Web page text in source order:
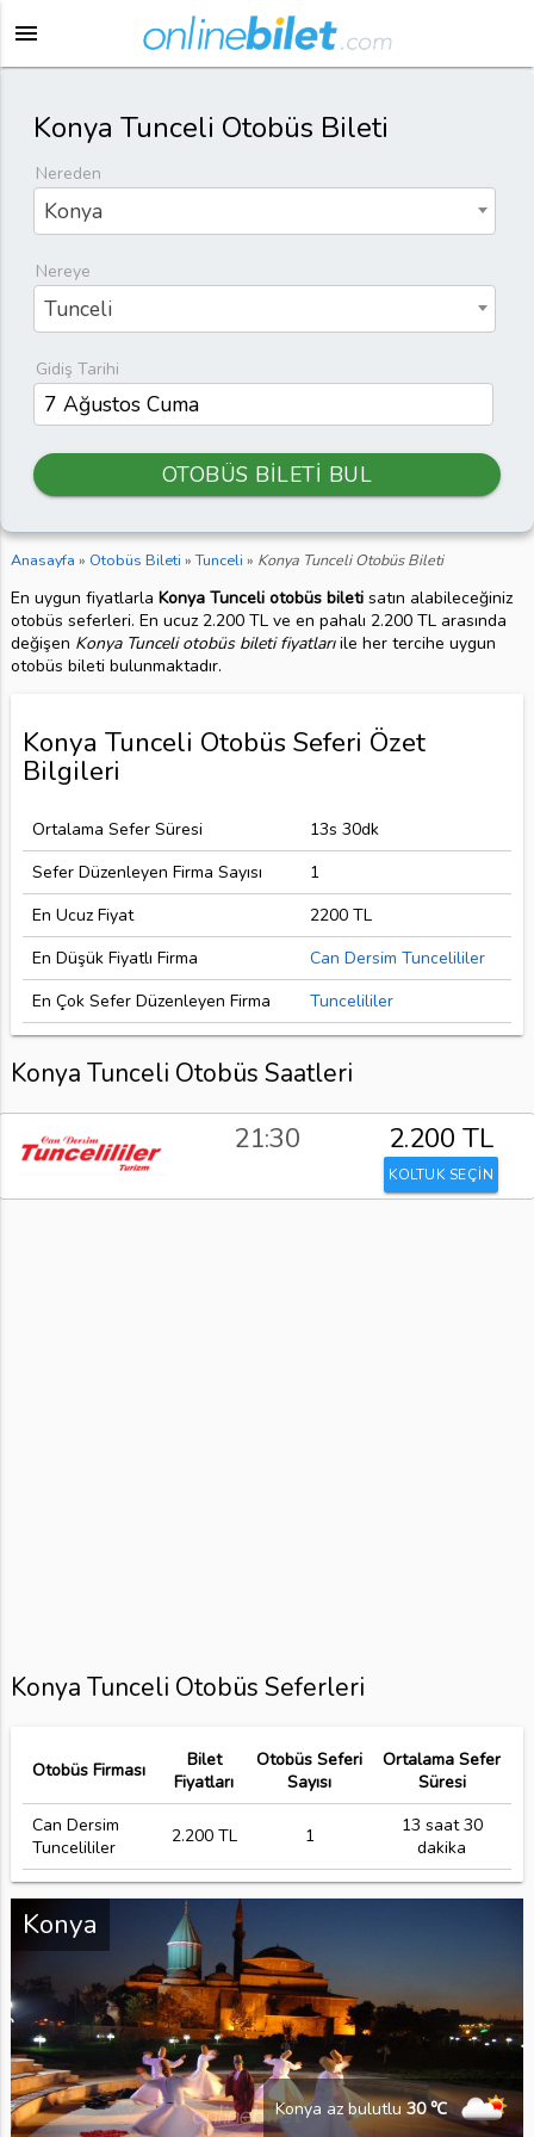
menu
Konya Tunceli Otobüs Bileti
Nereden
Konya
Nereye
Tunceli
Gidiş Tarihi
OTOBÜS BİLETİ BUL
Anasayfa » Otobüs Bileti » Tunceli » Konya Tunceli Otobüs Bileti
En uygun fiyatlarla Konya Tunceli otobüs biletisatın alabileceğiniz
otobüs seferleri. En ucuz 2.200 TL ve en pahalı 2.200 TL arasında
değişen Konya Tunceli otobüs bileti fiyatlarıile her tercihe uygun
otobüs bileti bulunmaktadır.
Konya Tunceli Otobüs Seferi Özet
Bilgileri
Ortalama Sefer Süresi
13s 30dk
Sefer Düzenleyen Firma Sayısı
1
En Ucuz Fiyat
2200 TL
En Düşük Fiyatlı Firma
Can Dersim Tuncelililer
En Çok Sefer Düzenleyen Firma
Tuncelililer
Konya Tunceli Otobüs Saatleri
21:30 2.200 TL
KOLTUK SEÇİN
Konya Tunceli Otobüs Seferleri
Otobüs Firması
Bilet
Fiyatları
Otobüs Seferi
Sayısı
Ortalama Sefer
Süresi
Can Dersim
Tuncelililer
2.200 TL 1
13 saat 30
dakika
Konya
Konya az bulutlu30 ℃